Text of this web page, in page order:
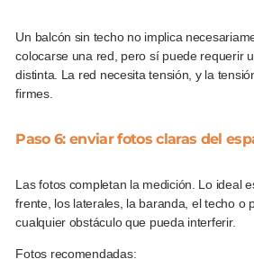
Un balcón sin techo no implica
colocarse una red, pero sí puede requerir
distinta. La red necesita tensión, y la
firmes.
Paso 6: enviar fotos claras del
Las fotos completan la medición. Lo ideal
frente, los laterales, la baranda, el techo o
cualquier obstáculo que pueda interferir.
Fotos recomendadas: